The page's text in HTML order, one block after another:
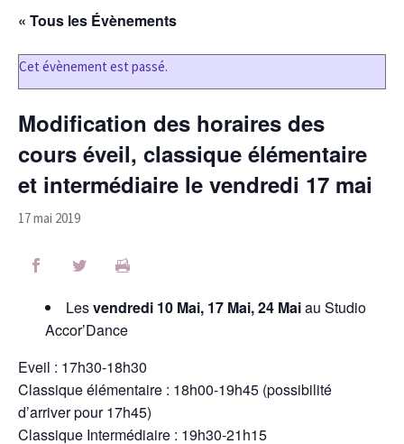
« Tous les Évènements
Cet évènement est passé.
Modification des horaires des
cours éveil, classique élémentaire
et intermédiaire le vendredi 17 mai
17 mai 2019
Lesvendredi 10 Mai, 17 Mai, 24 Maiau Studio
Accor’Dance
Eveil : 17h30-18h30
Classique élémentaire : 18h00-19h45 (possibilité
d’arriver pour 17h45)
Classique Intermédiaire : 19h30-21h15